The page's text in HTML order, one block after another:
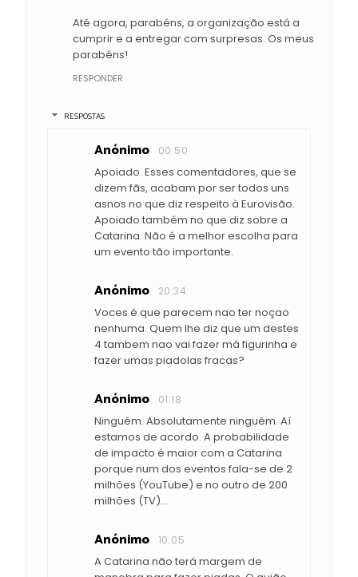
Até agora, parabéns, a organização está a
cumprir e a entregar com surpresas. Os meus
parabéns!
RESPONDER
RESPOSTAS
Anónimo 00:50
Apoiado. Esses comentadores, que se
dizem fãs, acabam por ser todos uns
asnos no que diz respeito à Eurovisão.
Apoiado também no que diz sobre a
Catarina. Não é a melhor escolha para
um evento tão importante.
Anónimo 20:34
Voces é que parecem nao ter noçao
nenhuma. Quem lhe diz que um destes
4 tambem nao vai fazer má figurinha e
fazer umas piadolas fracas?
Anónimo 01:18
Ninguém. Absolutamente ninguém. Aí
estamos de acordo. A probabilidade
de impacto é maior com a Catarina
porque num dos eventos fala-se de 2
milhões (YouTube) e no outro de 200
milhões (TV)...
Anónimo 10:05
A Catarina não terá margem de